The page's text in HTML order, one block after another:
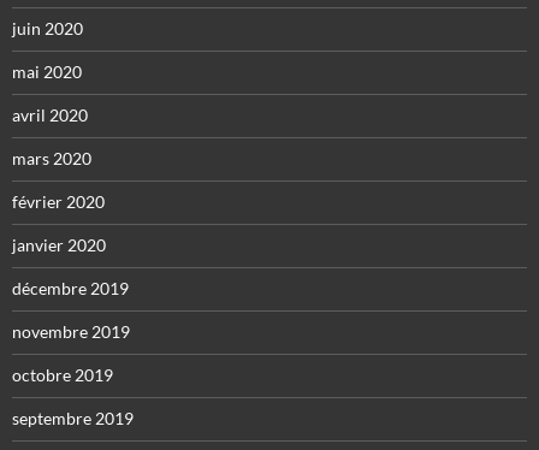
juin 2020
mai 2020
avril 2020
mars 2020
février 2020
janvier 2020
décembre 2019
novembre 2019
octobre 2019
septembre 2019